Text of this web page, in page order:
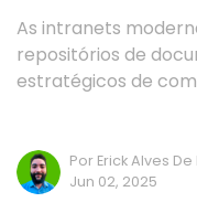
As intranets
repositórios de
estratégicos de
Por Erick Alves
Jun 02, 2025